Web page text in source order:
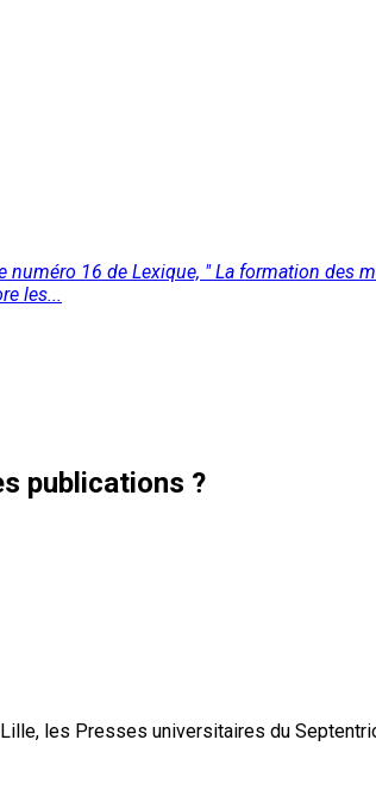
16 de Lexique, " La formation
les...
publications ?
les Presses universitaires du